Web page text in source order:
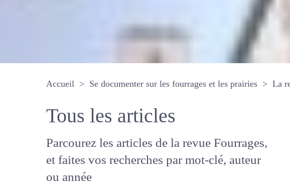
Accueil Se documenter sur les fourrages et les prairies
Tous les articles
Parcourez les articles de la revue
Fourrages, et faites vos recherches par
mot-clé, auteur ou année